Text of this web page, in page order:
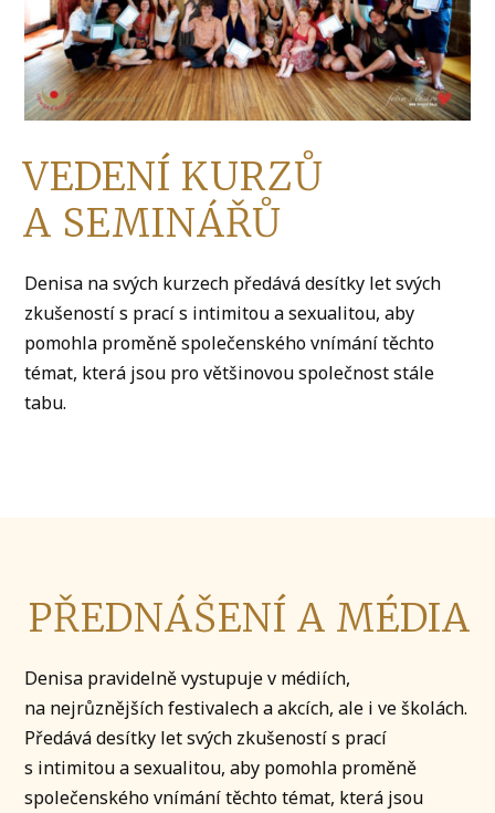
VEDENÍ KURZŮ
A SEMINÁŘŮ
Denisa na svých kurzech předává desítky let svých
zkušeností s prací s intimitou a sexualitou, aby
pomohla proměně společenského vnímání těchto
témat, která jsou pro většinovou společnost stále
tabu.
PŘEDNÁŠENÍ A MÉDIA
Denisa pravidelně vystupuje v médiích,
na nejrůznějších festivalech a akcích, ale i ve školách.
Předává desítky let svých zkušeností s prací
s intimitou a sexualitou, aby pomohla proměně
společenského vnímání těchto témat, která jsou